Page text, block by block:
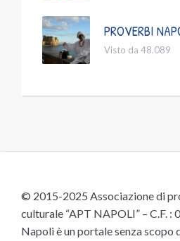
PROVERBI
Visto da 48.089
© 2015-2025 Associazione di
culturale “APT NAPOLI” – C.F.
Napoli è un portale senza scopo